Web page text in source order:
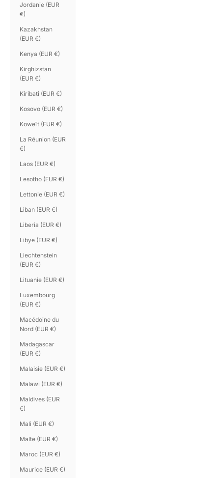
Jordanie (EUR
€)
Kazakhstan
(EUR €)
Kenya (EUR €)
Kirghizstan
(EUR €)
Kiribati (EUR €)
Kosovo (EUR €)
Koweït (EUR €)
La Réunion (EUR
€)
Laos (EUR €)
Lesotho (EUR €)
Lettonie (EUR €)
Liban (EUR €)
Liberia (EUR €)
Libye (EUR €)
Liechtenstein
(EUR €)
Lituanie (EUR €)
Luxembourg
(EUR €)
Macédoine du
Nord (EUR €)
Madagascar
(EUR €)
Malaisie (EUR €)
Malawi (EUR €)
Maldives (EUR
€)
Mali (EUR €)
Malte (EUR €)
Maroc (EUR €)
Maurice (EUR €)